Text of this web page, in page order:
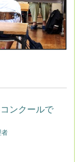
ンクールで